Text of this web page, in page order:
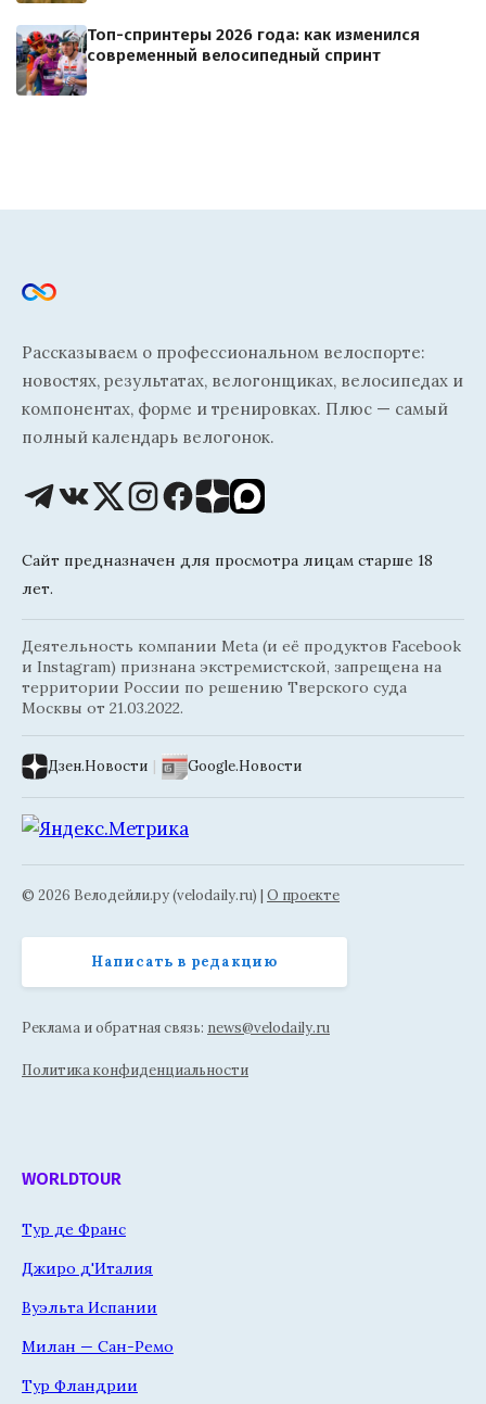
Топ-спринтеры 2026 года: как изменился
современный велосипедный спринт
Рассказываем о профессиональном велоспорте:
новостях, результатах, велогонщиках, велосипедах и
компонентах, форме и тренировках. Плюс — самый
полный календарь велогонок.
Сайт предназначен для просмотра лицам старше 18
лет.
Деятельность компании Meta (и её продуктов Facebook
и Instagram) признана экстремистской, запрещена на
территории России по решению Тверского суда
Москвы от 21.03.2022.
Дзен.Новости | Google.Новости
© 2026 Велодейли.ру (velodaily.ru) | О проекте
Написать в редакцию
Реклама и обратная связь: news@velodaily.ru
Политика конфиденциальности
WORLDTOUR
Тур де Франс
Джиро д'Италия
Вуэльта Испании
Милан — Сан-Ремо
Тур Фландрии